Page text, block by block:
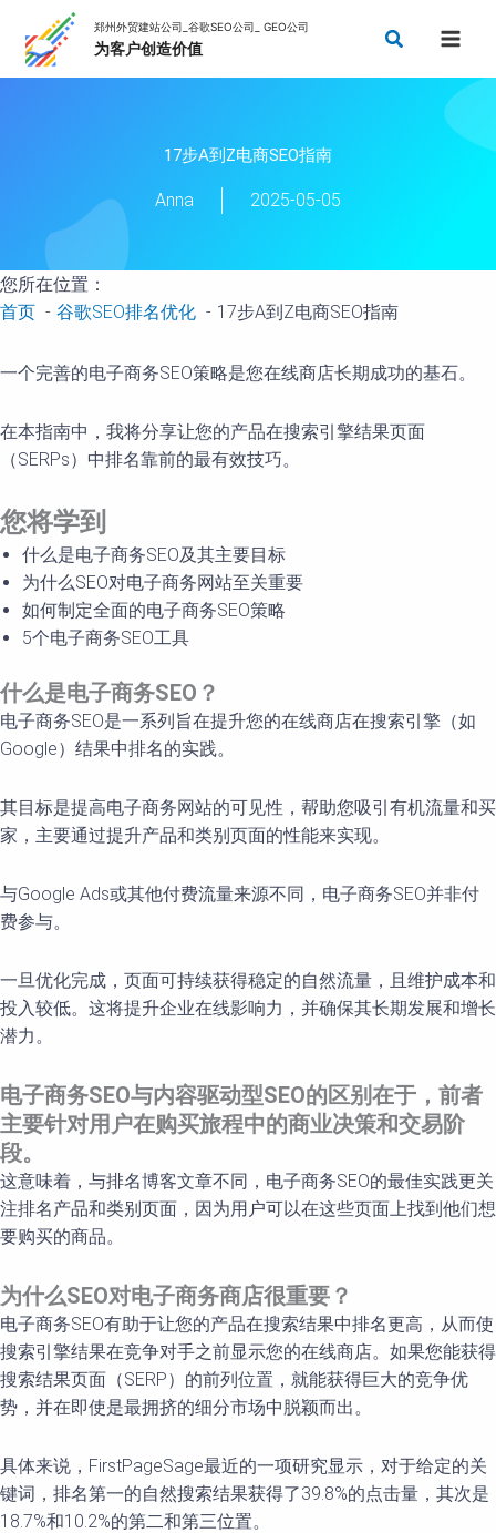
搜
17步A到Z电商SEO指南
Anna 2025-05-05
您所在位置：
首页
谷歌SEO排名优化 17步A到Z电商SEO指南
一个完善的电子商务SEO策略是您在线商店长期成功的基石。
在本指南中，我将分享让您的产品在搜索引擎结果页面
（SERPs）中排名靠前的最有效技巧。
您将学到
什么是电子商务SEO及其主要目标
为什么SEO对电子商务网站至关重要
如何制定全面的电子商务SEO策略
5个电子商务SEO工具
什么是电子商务SEO ？
电子商务SEO是一系列旨在提升您的在线商店在搜索引擎（如
Google）结果中排名的实践。
其目标是提高电子商务网站的可见性，帮助您吸引有机流量和买
家，主要通过提升产品和类别页面的性能来实现。
与Google Ads或其他付费流量来源不同，电子商务SEO并非付
费参与。
一旦优化完成，页面可持续获得稳定的自然流量，且维护成本和
投入较低。这将提升企业在线影响力，并确保其长期发展和增长
潜力。
电子商务SEO与内容驱动型SEO的区别在于，前者
主要针对用户在购买旅程中的商业决策和交易阶
段。
这意味着，与排名博客文章不同，电子商务SEO的最佳实践更关
注排名产品和类别页面，因为用户可以在这些页面上找到他们想
要购买的商品。
为什么SEO对电子商务商店很重要？
电子商务SEO有助于让您的产品在搜索结果中排名更高，从而使
搜索引擎结果在竞争对手之前显示您的在线商店。如果您能获得
搜索结果页面（SERP）的前列位置，就能获得巨大的竞争优
势，并在即使是最拥挤的细分市场中脱颖而出。
具体来说，FirstPageSage最近的一项研究显示，对于给定的关
键词，排名第一的自然搜索结果获得了39.8%的点击量，其次是
18.7%和10.2%的第二和第三位置。